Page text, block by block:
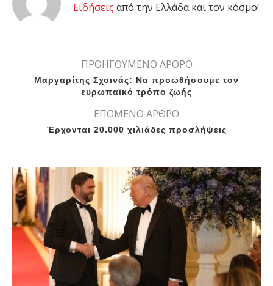
Eιδήσεις από την Ελλάδα και τον κόσμο!
ΠΡΟΗΓΟΥΜΕΝΟ ΑΡΘΡΟ
Μαργαρίτης Σχοινάς: Να προωθήσουμε τον
ευρωπαϊκό τρόπο ζωής
ΕΠΟΜΕΝΟ ΑΡΘΡΟ
Έρχονται 20.000 χιλιάδες προσλήψεις